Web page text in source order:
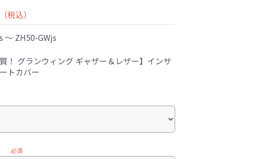
（税込）
～ ZH50-GWjs
！ グランウィング ギャザー＆レザー】インサ
トカバー
必須